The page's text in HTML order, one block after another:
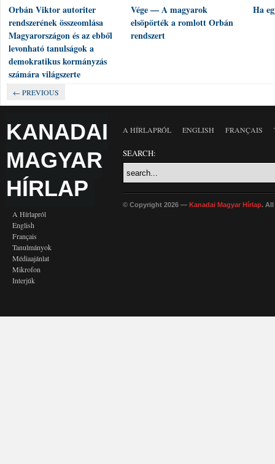
Orbán Viktor autoriter
rendszerének összeomlása
Magyarországon és az ebből
levonható tanulságok a
demokratikus kormányzás
számára világszerte
Vége — A magyarok
elsöpörték a romlott Orbán
rendszert
Ha
← PREVIOUS
KANADAI
MAGYAR
HÍRLAP
A Hírlapról
English
Français
Tanulmányok
Médiaajánlat
Mikrofon
Interjúk
A HÍRLAPRÓL ENGLISH FRANÇAIS
SEARCH:
© Copyright 2026 — Kanadai Magyar Hírlap. All